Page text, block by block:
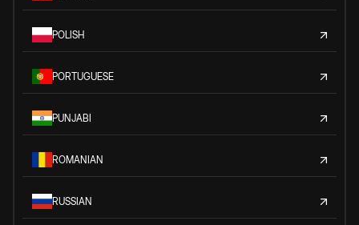
POLISH
PORTUGUESE
PUNJABI
ROMANIAN
RUSSIAN